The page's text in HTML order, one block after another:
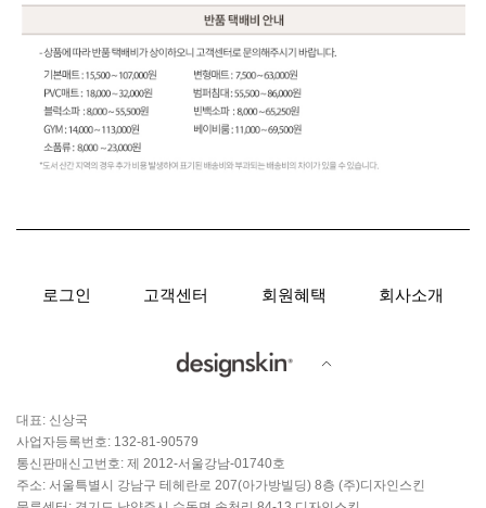
로그인 고객센터 회원혜택 회사소개
대표: 신상국
사업자등록번호: 132-81-90579
통신판매신고번호: 제 2012-서울강남-01740호
주소: 서울특별시 강남구 테헤란로 207(아가방빌딩) 8층 (주)디자인스킨